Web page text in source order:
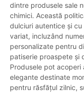
dintre produsele sale
chimici. Această
dulciuri autentice și
variat, incluzând
personalizate pentru
patiserie proaspete și
Produsele pot
elegante destinate
pentru răsfățul zilnic,